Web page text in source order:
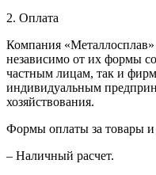
2. Оплата
Компания «Металлосплав»
независимо от их формы
частным лицам, так и
индивидуальным
хозяйствования.
Формы оплаты за товары
– Наличный расчет.